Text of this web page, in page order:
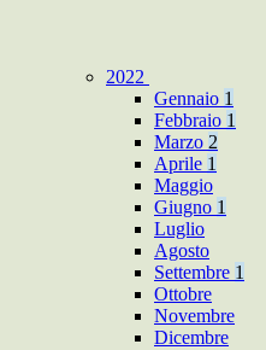
2022
Gennaio 1
Febbraio 1
Marzo 2
Aprile 1
Maggio
Giugno 1
Luglio
Agosto
Settembre 1
Ottobre
Novembre
Dicembre